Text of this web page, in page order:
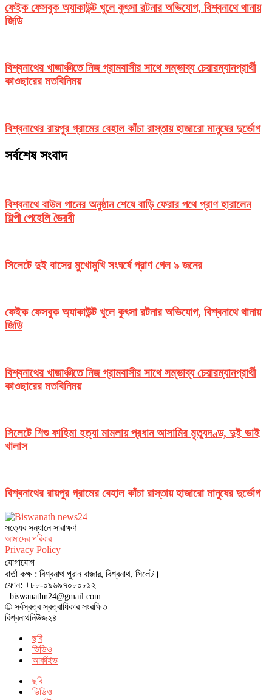
ফেইক ফেসবুক অ্যাকাউন্ট খুলে কুৎসা রটনার অভিযোগ, বিশ্বনাথে থানায়
জিডি
বিশ্বনাথের খাজাঞ্চীতে নিজ গ্রামবাসীর সাথে সম্ভাব্য চেয়ারম্যানপ্রার্থী
কাওছারের মতবিনিময়
বিশ্বনাথের রায়পুর গ্রামের বেহাল কাঁচা রাস্তায় হাজারো মানুষের দুর্ভোগ
সর্বশেষ সংবাদ
বিশ্বনাথে বাউল গানের অনুষ্ঠান শেষে বাড়ি ফেরার পথে প্রাণ হারালেন
শিল্পী পেহেলি ভৈরবী
সিলেটে দুই বাসের মুখোমুখি সংঘর্ষে প্রাণ গেল ৯ জনের
ফেইক ফেসবুক অ্যাকাউন্ট খুলে কুৎসা রটনার অভিযোগ, বিশ্বনাথে থানায়
জিডি
বিশ্বনাথের খাজাঞ্চীতে নিজ গ্রামবাসীর সাথে সম্ভাব্য চেয়ারম্যানপ্রার্থী
কাওছারের মতবিনিময়
সিলেটে শিশু ফাহিমা হত্যা মামলায় প্রধান আসামির মৃত্যুদণ্ড, দুই ভাই
খালাস
বিশ্বনাথের রায়পুর গ্রামের বেহাল কাঁচা রাস্তায় হাজারো মানুষের দুর্ভোগ
সত‌্যের সন্ধানে সারাক্ষণ
আমাদের পরিবার
Privacy Policy
যোগাযোগ
বার্তা কক্ষ : বিশ্বনাথ পুরান বাজার, বিশ্বনাথ, সিলেট।
ফোন: +৮৮-০৯৬৯৭০৮০৮১২
biswanathn24@gmail.com
© সর্বস্বত্ব স্বত্বাধিকার সংরক্ষিত
বিশ্বনাথনিউজ২৪
ছবি
ভিডিও
আর্কাইভ
ছবি
ভিডিও